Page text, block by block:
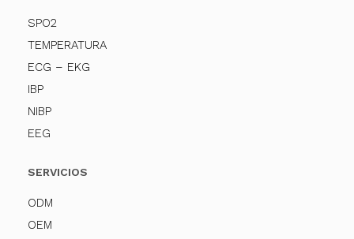
SPO2
TEMPERATURA
ECG – EKG
IBP
NIBP
EEG
SERVICIOS
ODM
OEM